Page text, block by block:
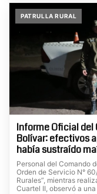
PATRULLA RURAL
Informe Oficial del
Bolívar: efectivos
había sustraído
Personal del Comando
Orden de Servicio N°
Rurales”, mientras
Cuartel II, observó a